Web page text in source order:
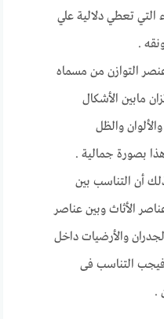
التي تعطي دلالية علي
.
التوازن من مسماه
مابين الأشكال
والظل
بصورة جمالية .
أن التناسب بين
الأثاث وبين عناصر
والأرضيات داخل
فيجب التناسب فى
.